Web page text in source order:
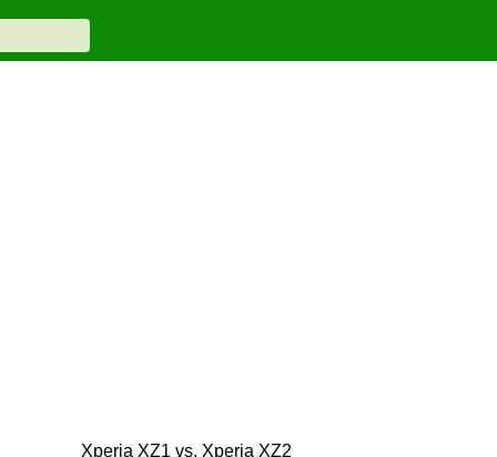
Xperia XZ1 vs. Xperia XZ2